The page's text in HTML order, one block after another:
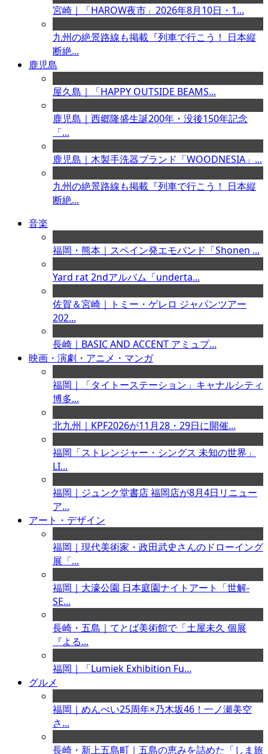
宮崎｜「HAROW夜市」2026年8月10日・1...
九州の絶景路線も掲載『列車で行こう！ 日本縦
断絶...
鹿児島
屋久島｜「HAPPY OUTSIDE BEAMS...
鹿児島｜西郷隆盛生誕200年・没後150年記念
「...
鹿児島｜木製手洗器ブランド「WOODNESIA」...
九州の絶景路線も掲載『列車で行こう！ 日本縦
断絶...
音楽
福岡・熊本｜スペイン発エモバンド「Shonen ...
Yard rat 2ndアルバム「underta...
佐賀＆宮崎｜トミー・ゲレロ ジャパンツアー
202...
長崎｜BASIC AND ACCENT アミュプ...
映画・演劇・アニメ・マンガ
福岡｜「タイトーステーション」キャナルシティ
博多...
北九州｜KPF2026が11月28・29日に開催...
福岡「ストレンジャー・シングス 未知の世界」
LI...
福岡｜ジュンク堂書店 福岡店が8月4日リニュー
ア...
アート・デザイン
福岡｜現代美術家・政田武史さんのドローイング
展「...
福岡｜大濠公園 日本庭園ナイトアート「世解-
SE...
長崎・五島｜てとば美術館で「土屋未久 個展
『よる...
福岡｜「Lumiek Exhibition Fu...
グルメ
福岡｜めんべい25周年×乃木坂46！一ノ瀬美空
さ...
長崎・新上五島町｜五島の恵みを詰めた「しま旅